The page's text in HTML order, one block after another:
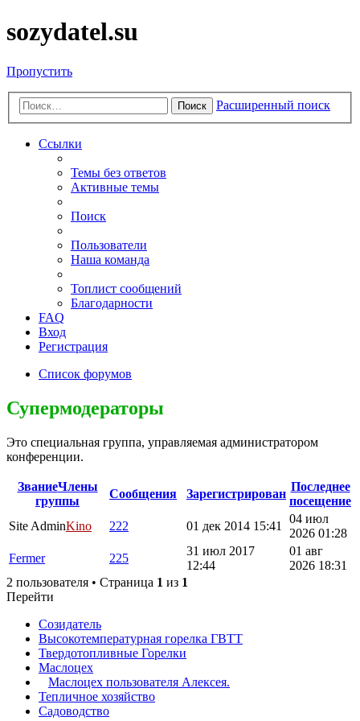
sozydatel.su
Пропустить
Поиск Расширенный поиск
Ссылки
Темы без ответов
Активные темы
Поиск
Пользователи
Наша команда
Топлист сообщений
Благодарности
FAQ
Вход
Регистрация
Список форумов
Супермодераторы
Это специальная группа, управляемая администратором
конференции.
ЗваниеЧлены
группы
Сообщения Зарегистрирован
Последнее
посещение
Site AdminKino 222 01 дек 2014 15:41
04 июл
2026 01:28
Fermer
225
31 июл 2017
12:44
01 авг
2026 18:31
2 пользователя • Страница 1 из 1
Перейти
Созидатель
Высокотемпературная горелка ГВТТ
Твердотопливные Горелки
Маслоцех
Маслоцех пользователя Алексея.
Тепличное хозяйство
Садоводство